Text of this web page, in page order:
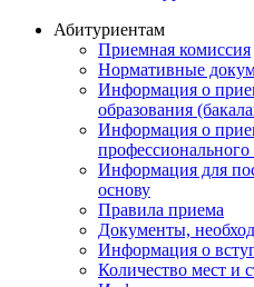
Абитуриентам
Приемная комиссия
Нормативные
Информация о
образования
Информация о
профессионального
Информация для
основу
Правила приема
Документы,
Информация о
Количество мест и